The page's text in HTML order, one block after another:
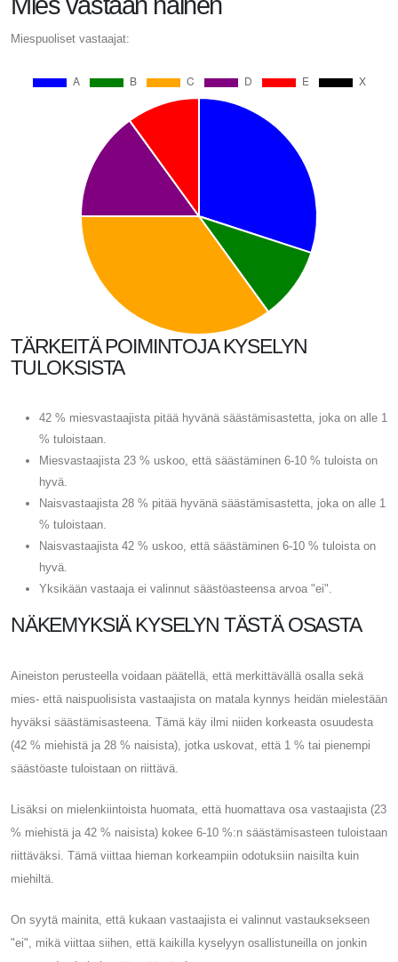
Miespuoliset vastaajat:
TÄRKEITÄ POIMINTOJA KYSELYN
TULOKSISTA
42 % miesvastaajista pitää hyvänä säästämisastetta, joka on alle 1
% tuloistaan.
Miesvastaajista 23 % uskoo, että säästäminen 6-10 % tuloista on
hyvä.
Naisvastaajista 28 % pitää hyvänä säästämisastetta, joka on alle 1
% tuloistaan.
Naisvastaajista 42 % uskoo, että säästäminen 6-10 % tuloista on
hyvä.
Yksikään vastaaja ei valinnut säästöasteensa arvoa "ei".
NÄKEMYKSIÄ KYSELYN TÄSTÄ OSASTA
Aineiston perusteella voidaan päätellä, että merkittävällä osalla sekä
mies- että naispuolisista vastaajista on matala kynnys heidän mielestään
hyväksi säästämisasteena. Tämä käy ilmi niiden korkeasta osuudesta
(42 % miehistä ja 28 % naisista), jotka uskovat, että 1 % tai pienempi
säästöaste tuloistaan ​​on riittävä.
Lisäksi on mielenkiintoista huomata, että huomattava osa vastaajista (23
% miehistä ja 42 % naisista) kokee 6-10 %:n säästämisasteen tuloistaan
​​riittäväksi. Tämä viittaa hieman korkeampiin odotuksiin naisilta kuin
miehiltä.
On syytä mainita, että kukaan vastaajista ei valinnut vastauksekseen
"ei", mikä viittaa siihen, että kaikilla kyselyyn osallistuneilla on jonkin